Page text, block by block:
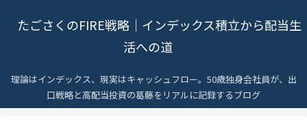
たごさくのFIRE戦略｜インデックス積立から配当生
活への道
理論はインデックス、現実はキャッシュフロー。50歳独身会社員が、出
口戦略と高配当投資の葛藤をリアルに記録するブログ